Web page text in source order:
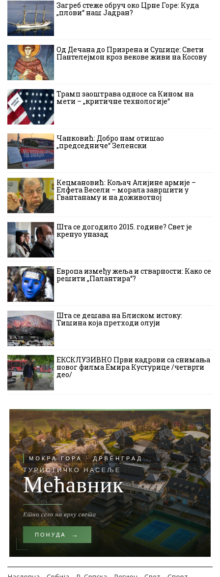
Загреб стеже обруч око Црне Горе: Куда
„плови“ наш Јадран?
Од Дечана до Призрена и Сушице: Свети
Пантелејмон кроз векове живи на Косову
Трамп заоштрава односе са Кином на
мети – „критичне технологије“
Чанковић: Добро нам отишао
„председниче“ Зеленски
Кецмановић: Кољач Алијине армије –
Елфета Весели – морала завршити у
Гвантанаму и на доживотној
Шта се догодило 2015. године? Свет је
кренуо уназад
Европа између жеља и стварности: Како се
решити „Палантира“?
Шта се дешава на Блиском истоку:
Тишина која претходи олуји
ЕКСКЛУЗИВНО Први кадрови са снимања
новог филма Емира Кустурице /четврти
део/